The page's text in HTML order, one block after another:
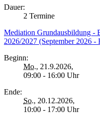
Dauer:
2 Termine
Mediation Grundausbildung -
2026/2027 (September 2026 -
Beginn:
Mo., 21.9.2026,
09:00 - 16:00 Uhr
Ende:
So., 20.12.2026,
10:00 - 17:00 Uhr